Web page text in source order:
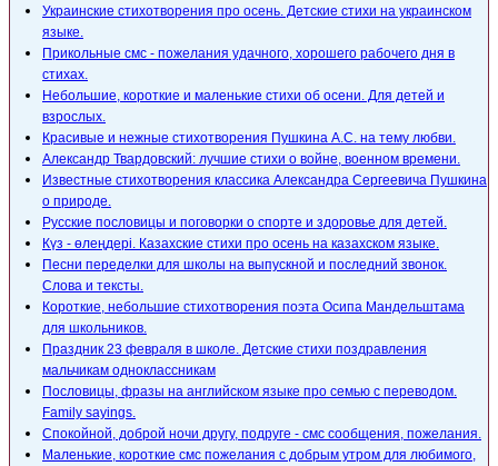
Украинские стихотворения про осень. Детские стихи на украинском
языке.
Прикольные смс - пожелания удачного, хорошего рабочего дня в
стихах.
Небольшие, короткие и маленькие стихи об осени. Для детей и
взрослых.
Красивые и нежные стихотворения Пушкина А.С. на тему любви.
Александр Твардовский: лучшие стихи о войне, военном времени.
Известные стихотворения классика Александра Сергеевича Пушкина
о природе.
Русские пословицы и поговорки о спорте и здоровье для детей.
Күз - өлеңдері. Казахские стихи про осень на казахском языке.
Песни переделки для школы на выпускной и последний звонок.
Слова и тексты.
Короткие, небольшие стихотворения поэта Осипа Мандельштама
для школьников.
Праздник 23 февраля в школе. Детские стихи поздравления
мальчикам одноклассникам
Пословицы, фразы на английском языке про семью с переводом.
Family sayings.
Спокойной, доброй ночи другу, подруге - смс сообщения, пожелания.
Маленькие, короткие смс пожелания с добрым утром для любимого,